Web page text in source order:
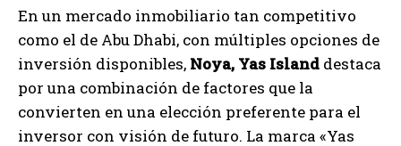
En un mercado inmobiliario tan competitivo
como el de Abu Dhabi, con múltiples opciones de
inversión disponibles, Noya, Yas Island destaca
por una combinación de factores que la
convierten en una elección preferente para el
inversor con visión de futuro. La marca «Yas